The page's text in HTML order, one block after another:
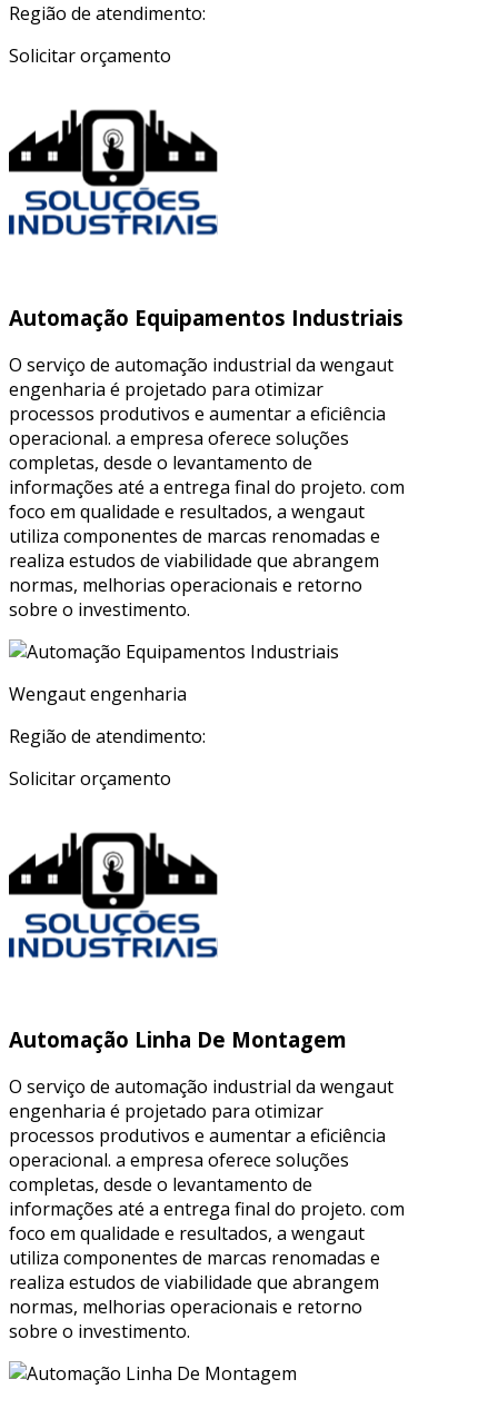
Região de atendimento:
Solicitar orçamento
Automação Equipamentos Industriais
O serviço de automação industrial da wengaut
engenharia é projetado para otimizar
processos produtivos e aumentar a eficiência
operacional. a empresa oferece soluções
completas, desde o levantamento de
informações até a entrega final do projeto. com
foco em qualidade e resultados, a wengaut
utiliza componentes de marcas renomadas e
realiza estudos de viabilidade que abrangem
normas, melhorias operacionais e retorno
sobre o investimento.
Wengaut engenharia
Região de atendimento:
Solicitar orçamento
Automação Linha De Montagem
O serviço de automação industrial da wengaut
engenharia é projetado para otimizar
processos produtivos e aumentar a eficiência
operacional. a empresa oferece soluções
completas, desde o levantamento de
informações até a entrega final do projeto. com
foco em qualidade e resultados, a wengaut
utiliza componentes de marcas renomadas e
realiza estudos de viabilidade que abrangem
normas, melhorias operacionais e retorno
sobre o investimento.